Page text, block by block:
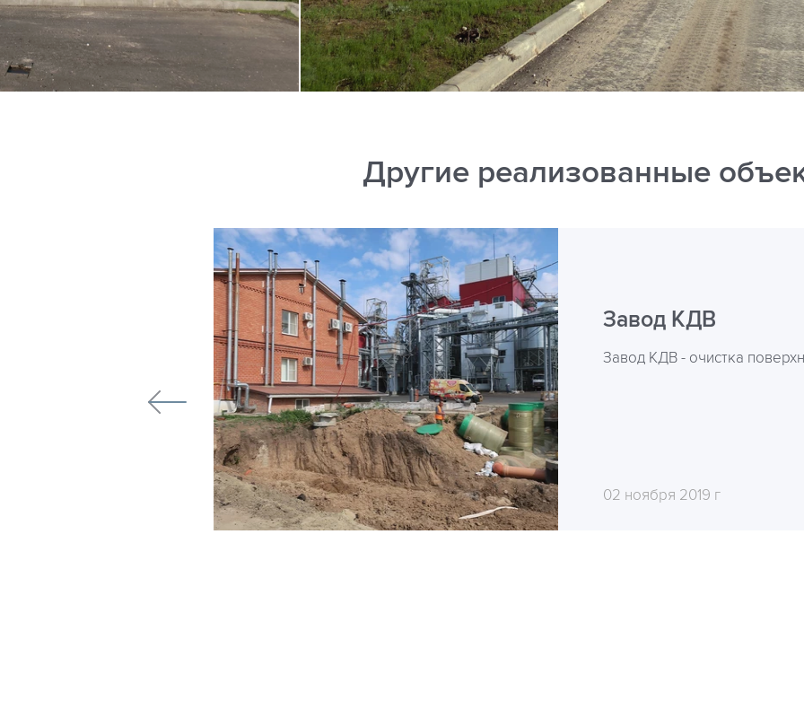
Другие реализованные
Завод КДВ
Завод КДВ - очистка
02 ноября 2019 г